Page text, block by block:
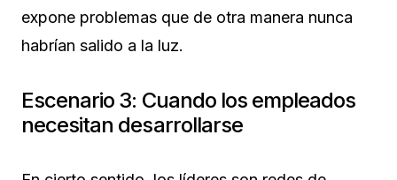
expone problemas que de otra manera nunca
habrían salido a la luz.
Escenario 3: Cuando los empleados
necesitan desarrollarse